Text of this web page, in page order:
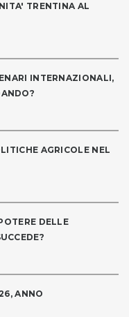
TRENTINA AL
INTERNAZIONALI,
AGRICOLE NEL
DELLE
ANNO